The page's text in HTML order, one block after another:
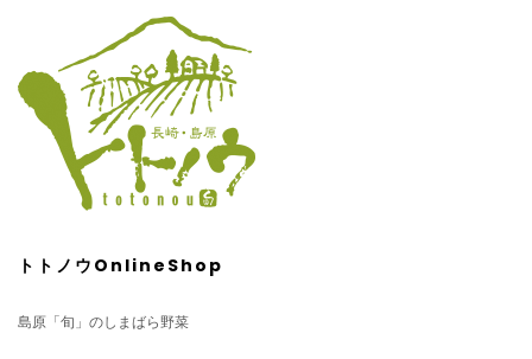
トトノウOnlineShop
島原「旬」のしまばら野菜